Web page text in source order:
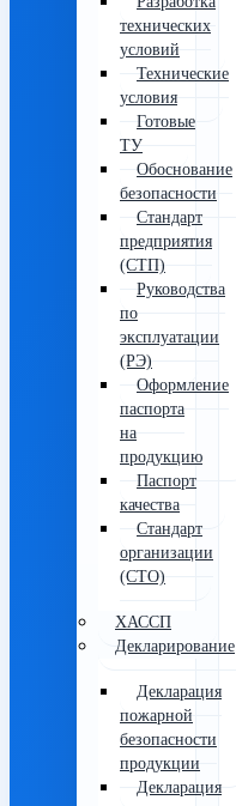
технических
условий
Технические
условия
Готовые
ТУ
Обоснование
безопасности
Стандарт
предприятия
(СТП)
Руководства
по
эксплуатации
(РЭ)
Оформление
паспорта
на
продукцию
Паспорт
качества
Стандарт
организации
(СТО)
ХАССП
Декларирование
Декларация
пожарной
безопасности
продукции
Декларация